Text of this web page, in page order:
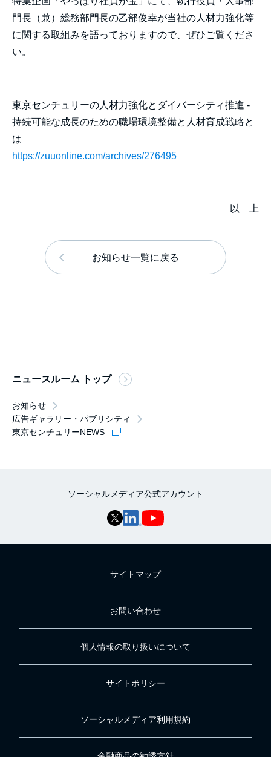
門長（兼）総務部門長の乙部俊幸が当社の人材力強化等
に関する取組みを語っておりますので、ぜひご覧くださ
い。
東京センチュリーの人材力強化とダイバーシティ推進 -
持続可能な成長のための職場環境整備と人材育成戦略と
は
https://zuuonline.com/archives/276495
以 上
お知らせ一覧に戻る
ニュースルーム トップ
お知らせ
広告ギャラリー・パブリシティ
東京センチュリーNEWS
ソーシャルメディア公式アカウント
サイトマップ
お問い合わせ
個人情報の取り扱いについて
サイトポリシー
ソーシャルメディア利用規約